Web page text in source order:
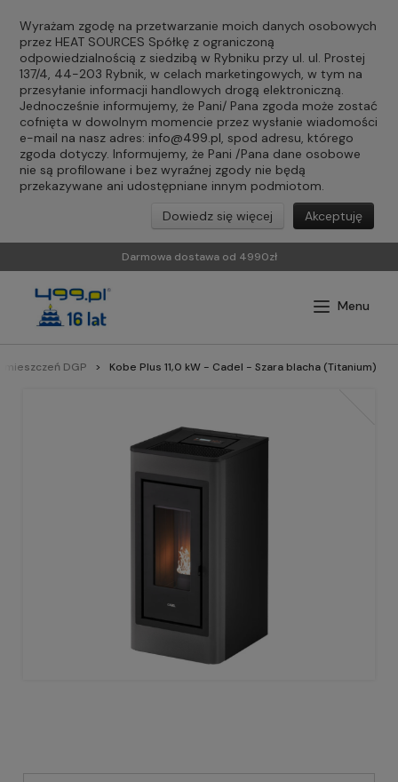
Wyrażam zgodę na przetwarzanie moich danych osobowych
przez HEAT SOURCES Spółkę z ograniczoną
odpowiedzialnością z siedzibą w Rybniku przy ul. ul. Prostej
137/4, 44-203 Rybnik, w celach marketingowych, w tym na
przesyłanie informacji handlowych drogą elektroniczną.
Jednocześnie informujemy, że Pani/ Pana zgoda może zostać
cofnięta w dowolnym momencie przez wysłanie wiadomości
e-mail na nasz adres: info@499.pl, spod adresu, którego
zgoda dotyczy. Informujemy, że Pani /Pana dane osobowe
nie są profilowane i bez wyraźnej zgody nie będą
przekazywane ani udostępniane innym podmiotom.
Akceptuję
Dowiedz się więcej
Darmowa dostawa od 4990zł
DGP Kobe Plus 11,0 kW - Cadel - Szara blacha (Titanium)